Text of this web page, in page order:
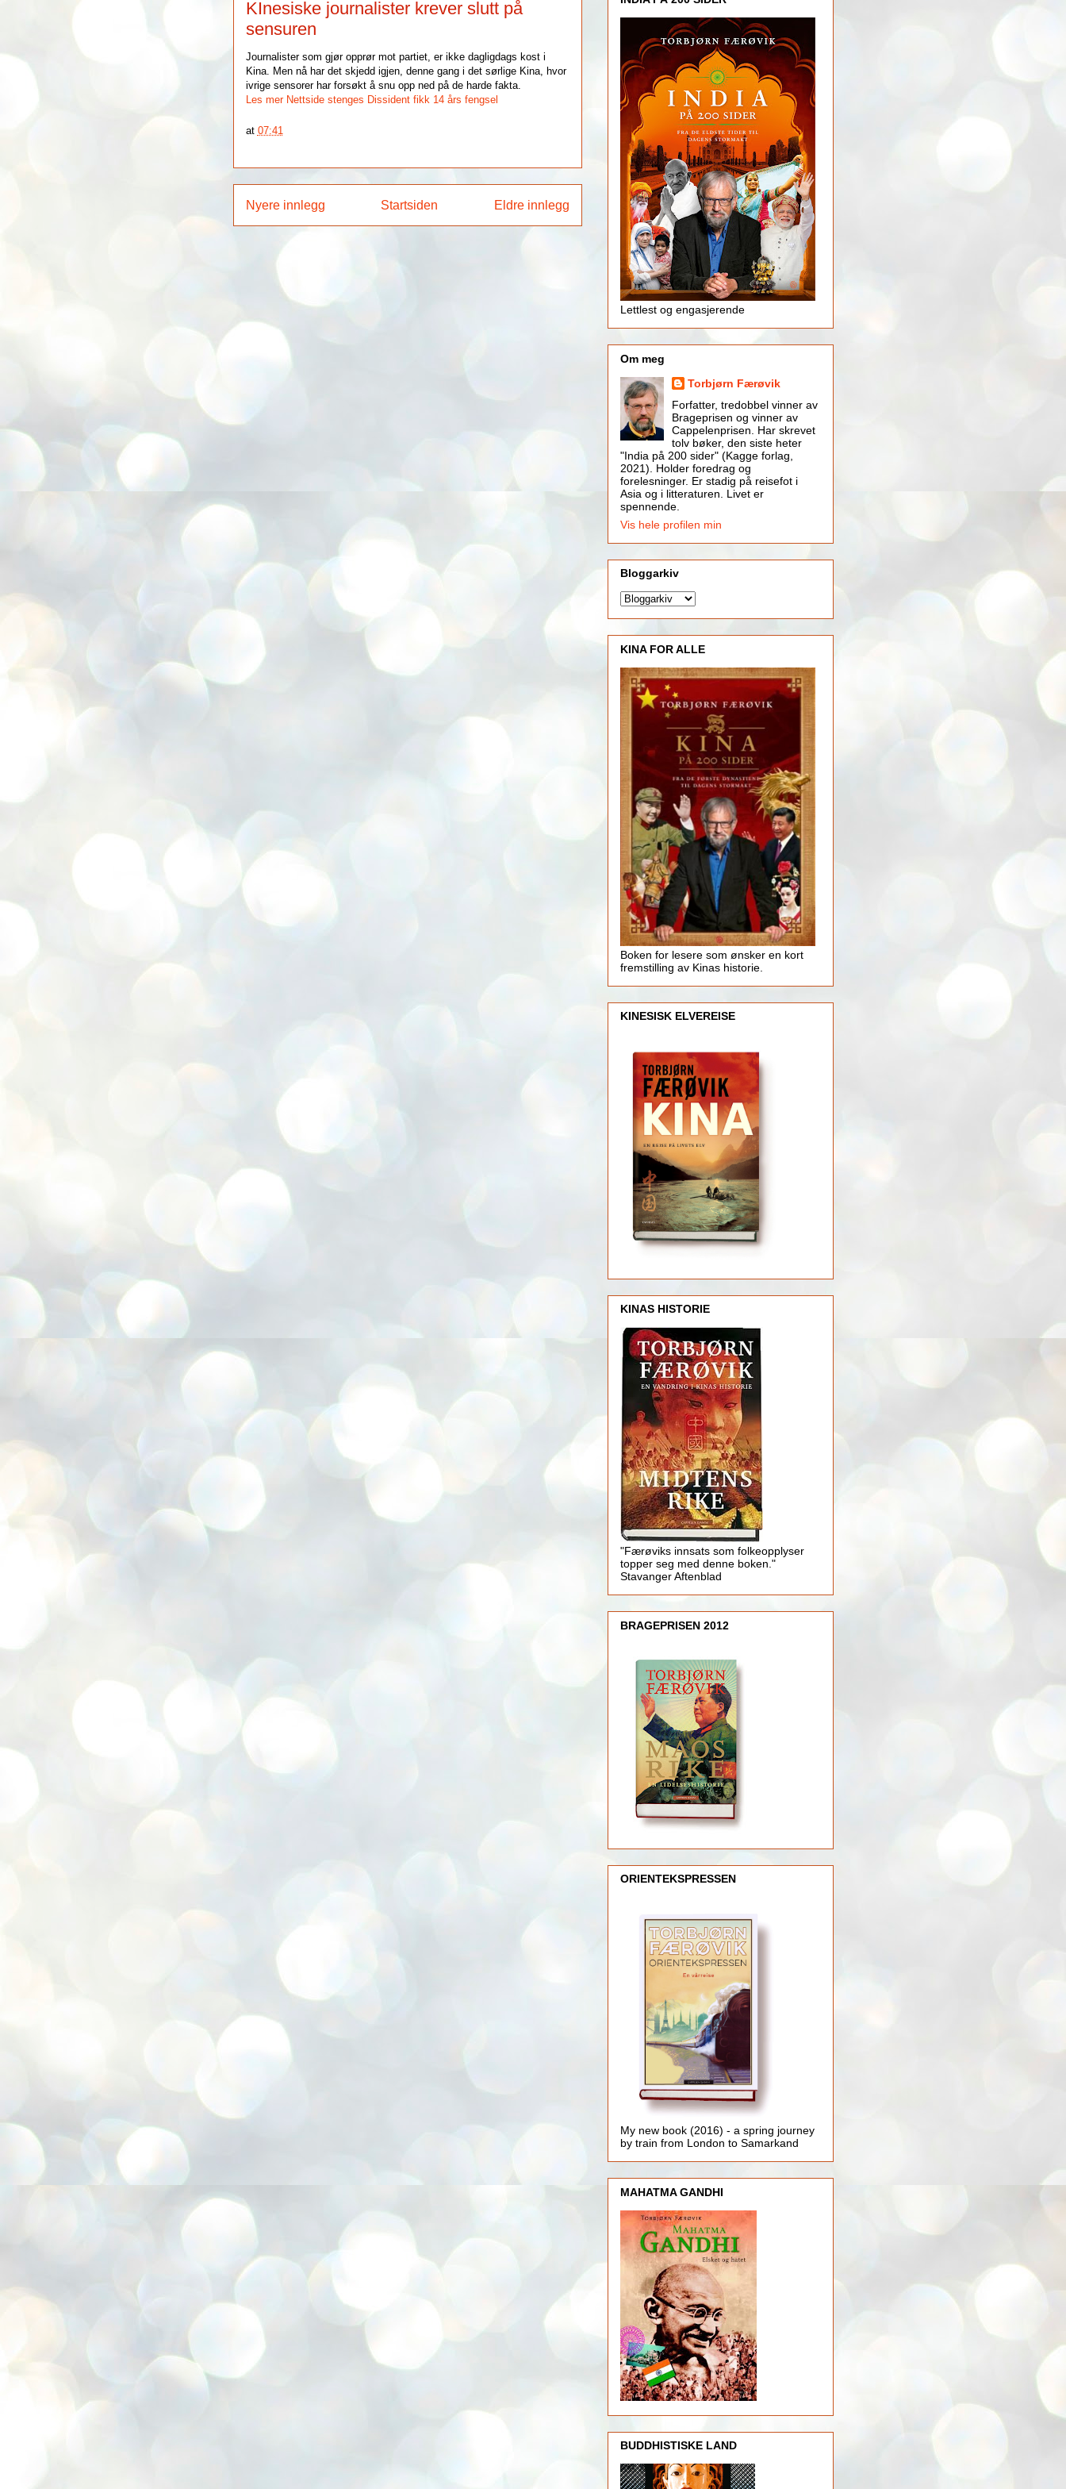
KInesiske journalister krever slutt på
sensuren
Journalister som gjør opprør mot partiet, er ikke dagligdags kost i
Kina. Men nå har det skjedd igjen, denne gang i det sørlige Kina, hvor
ivrige sensorer har forsøkt å snu opp ned på de harde fakta.
Les mer Nettside stenges Dissident fikk 14 års fengsel
at 07:41
Nyere innlegg Eldre innlegg
Startsiden
Lettlest og engasjerende
Om meg
Torbjørn Færøvik
Forfatter, tredobbel vinner av
Brageprisen og vinner av
Cappelenprisen. Har skrevet
tolv bøker, den siste heter
"India på 200 sider" (Kagge forlag,
2021). Holder foredrag og
forelesninger. Er stadig på reisefot i
Asia og i litteraturen. Livet er
spennende.
Vis hele profilen min
Bloggarkiv
KINA FOR ALLE
Boken for lesere som ønsker en kort
fremstilling av Kinas historie.
KINESISK ELVEREISE
KINAS HISTORIE
"Færøviks innsats som folkeopplyser
topper seg med denne boken."
Stavanger Aftenblad
BRAGEPRISEN 2012
ORIENTEKSPRESSEN
My new book (2016) - a spring journey
by train from London to Samarkand
MAHATMA GANDHI
BUDDHISTISKE LAND